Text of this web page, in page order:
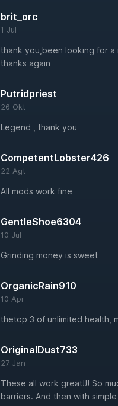
brit_orc
1 Jul
thank you,been looking for a
thanks again
Putridpriest
26 Okt
Legend , thank you
CompetentLobster426
22 Agt
All mods work fine
GentleShoe6304
10 Jul
Grinding money is sweet
OrganicRain910
10 Apr
thetop 3 of unlimited health,
OriginalDust733
27 Jan
These all work great!!! So
barriers. And then with